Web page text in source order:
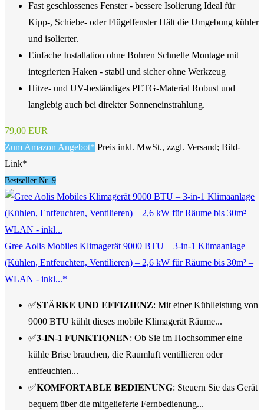
Fast geschlossenes Fenster - bessere Isolierung Ideal für
Kipp-, Schiebe- oder Flügelfenster Hält die Umgebung kühler
und isolierter.
Einfache Installation ohne Bohren Schnelle Montage mit
integrierten Haken - stabil und sicher ohne Werkzeug
Hitze- und UV-beständiges PETG-Material Robust und
langlebig auch bei direkter Sonneneinstrahlung.
79,00 EUR
Zum Amazon Angebot* Preis inkl. MwSt., zzgl. Versand; Bild-
Link*
Bestseller Nr. 9
Gree Aolis Mobiles Klimagerät 9000 BTU – 3-in-1 Klimaanlage
(Kühlen, Entfeuchten, Ventilieren) – 2,6 kW für Räume bis 30m² –
WLAN - inkl...*
✅𝐒𝐓Ä𝐑𝐊𝐄 𝐔𝐍𝐃 𝐄𝐅𝐅𝐈𝐙𝐈𝐄𝐍𝐙: Mit einer Kühlleistung von
9000 BTU kühlt dieses mobile Klimagerät Räume...
✅𝟑-𝐈𝐍-𝟏 𝐅𝐔𝐍𝐊𝐓𝐈𝐎𝐍𝐄𝐍: Ob Sie im Hochsommer eine
kühle Brise brauchen, die Raumluft ventillieren oder
entfeuchten...
✅𝐊𝐎𝐌𝐅𝐎𝐑𝐓𝐀𝐁𝐋𝐄 𝐁𝐄𝐃𝐈𝐄𝐍𝐔𝐍𝐆: Steuern Sie das Gerät
bequem über die mitgelieferte Fernbedienung...